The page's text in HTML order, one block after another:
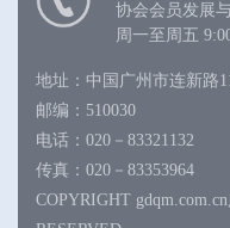
协会会员发展
周一至周五
地址：中国广州市连新路
邮编：510030
电话：020－83321132
传真：020－83353964
COPYRIGHT